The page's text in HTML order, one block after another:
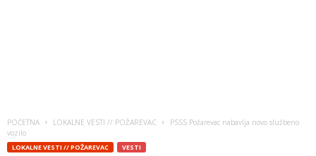
POČETNA LOKALNE VESTI // POŽAREVAC
PSSS Požarevac nabavlja novo službeno
vozilo
LOKALNE VESTI // POŽAREVAC VESTI